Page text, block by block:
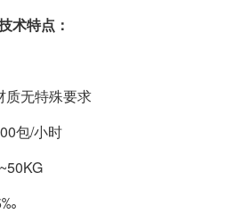
术特点：
质无特殊要求
包/小时